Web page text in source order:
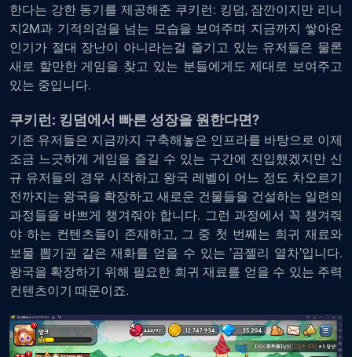
한다는 강한 동기를 제공해준 쿠키런: 킹덤, 잠깐이지만 리니
지2M과 기적의검을 넘는 모습을 보여주며 지금까지 쌓아온
인기가 절대 장난이 아니라는걸 즐기고 있는 유저들은 물론
새로 할만한 게임을 찾고 있는 분들에게도 제대로 보여주고
있는 중입니다.
쿠키런: 킹덤에서 빠른 성장을 원한다면?
기존 유저들은 지금까지 구축해놓은 인프라를 바탕으로 이제
조금 느긋하게 게임을 즐길 수 있는 구간에 진입했겠지만 신
규 유저들의 경우 시작하고 왕국 레벨이 어느 정도 차오르기
전까지는 왕국을 확장하고 새로운 건물들을 건설하는 일련의
과정들을 바쁘게 챙겨줘야 합니다. 그런 과정에서 꼭 챙겨줘
야 하는 컨텐츠들이 존재하고, 그 중 첫 번째는 희귀 재료와
보물 뽑기권 같은 재화를 얻을 수 있는 ‘곰젤리 열차’입니다.
왕국을 확장하기 위해 필요한 희귀 재료를 얻을 수 있는 주력
컨텐츠이기 때문이죠.